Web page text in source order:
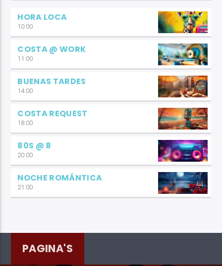
HORA LOCA
10:00
COSTA @ WORK
11:00
BUENAS TARDES
14:00
COSTA REQUEST
18:00
80S @ 8
20:00
NOCHE ROMÁNTICA
21:00
PAGINA'S